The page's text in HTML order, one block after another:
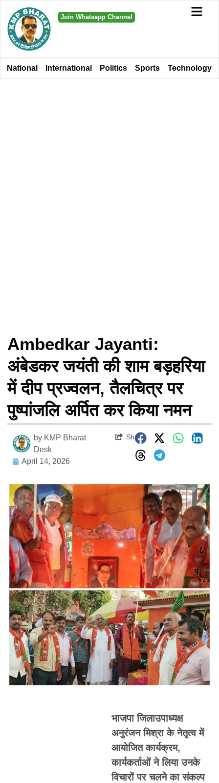
Join Whatsapp Channel
National International Politics Sports Technology
Ambedkar Jayanti:
अंबेडकर जयंती की शाम बड़हरिया
में दीप प्रज्वलन, तैलचित्र पर
पुष्पांजलि अर्पित कर किया नमन
by KMP Bharat
Desk
April 14, 2026
Share
भाजपा जिलाउपाध्यक्ष
अनुरंजन मिश्रा के नेतृत्व में
आयोजित कार्यक्रम,
कार्यकर्ताओं ने लिया उनके
विचारों पर चलने का संकल्प